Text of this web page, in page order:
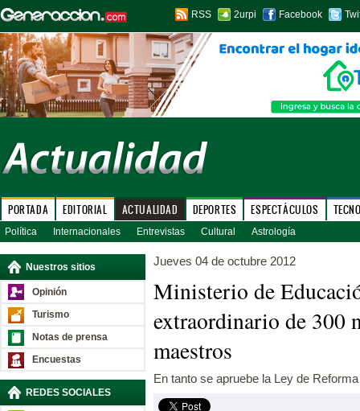
RSS 2urpi Facebook
PORTADA EDITORIAL ACTUALIDAD DEPORTES ESPECTÁCULOS
Política Internacionales Entrevistas Cultural Astrología
Nuestros sitios
Opinión
Turismo
Notas de prensa
Encuestas
REDES SOCIALES
Jueves 04 de octubre 2012
Ministerio de
extraordinario de 300
maestros
En tanto se apruebe la Ley de